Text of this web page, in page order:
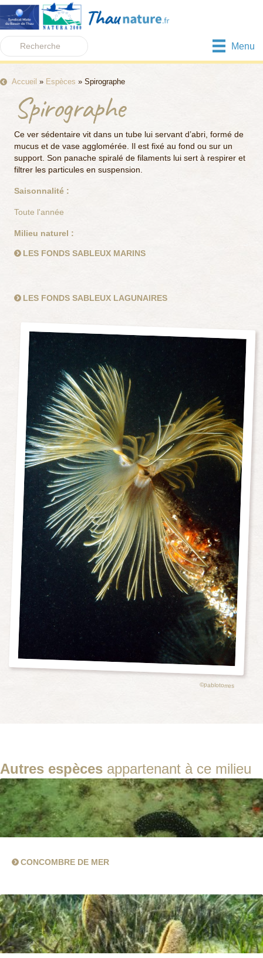
Menu
Accueil » Espèces » Spirographe
Spirographe
Ce ver sédentaire vit dans un tube lui servant d’abri, formé de
mucus et de vase agglomérée. Il est fixé au fond ou sur un
support. Son panache spiralé de filaments lui sert à respirer et
filtrer les particules en suspension.
Saisonnalité :
Toute l'année
Milieu naturel :
LES FONDS SABLEUX MARINS
LES FONDS SABLEUX LAGUNAIRES
©pablotorres
Autres espèces appartenant à ce milieu
CONCOMBRE DE MER